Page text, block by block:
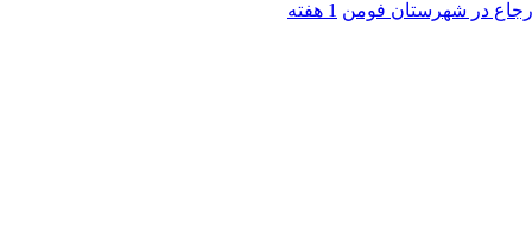
ارجاع در شهرستان فومن 1 هفته